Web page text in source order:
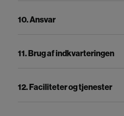
10. Ansvar
11. Brug af indkvarteringen
12. Faciliteter og tjenester